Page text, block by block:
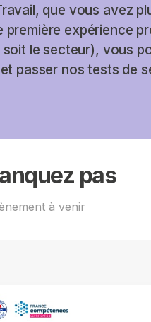
que vous avez
première expérience
soit le secteur), vous
passer nos tests de
pas
à venir